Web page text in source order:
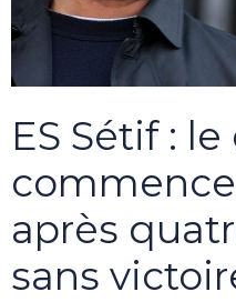
ES Sétif :
commence
après
sans